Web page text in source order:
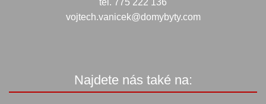
tel. 775 222 136
vojtech.vanicek@domybyty.com
Najdete nás také na: